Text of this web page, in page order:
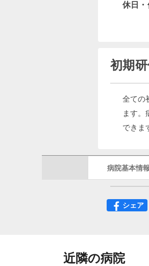
休日・
初期
全ての
ます。
できま
病院基本情報
シェア
近隣の病院